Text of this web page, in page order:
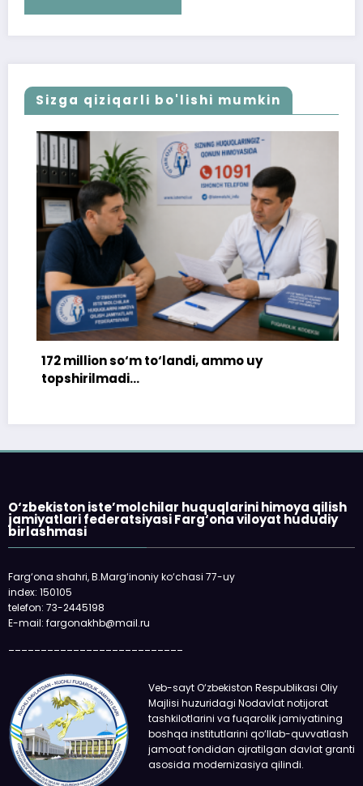
Sizga qiziqarli bo'lishi mumkin
172 million so‘m to‘landi, ammo uy
topshirilmadi…
O‘zbekiston iste’molchilar huquqlarini himoya qilish
jamiyatlari federatsiyasi Farg‘ona viloyat hududiy
birlashmasi
Farg‘ona shahri, B.Marg‘inoniy ko‘chasi 77-uy
index: 150105
telefon: 73-2445198
E-mail: fargonakhb@mail.ru
___________________________
Veb-sayt O‘zbekiston Respublikasi Oliy
Majlisi huzuridagi Nodavlat notijorat
tashkilotlarini va fuqarolik jamiyatining
boshqa institutlarini qo‘llab-quvvatlash
jamoat fondidan ajratilgan davlat granti
asosida modernizasiya qilindi.